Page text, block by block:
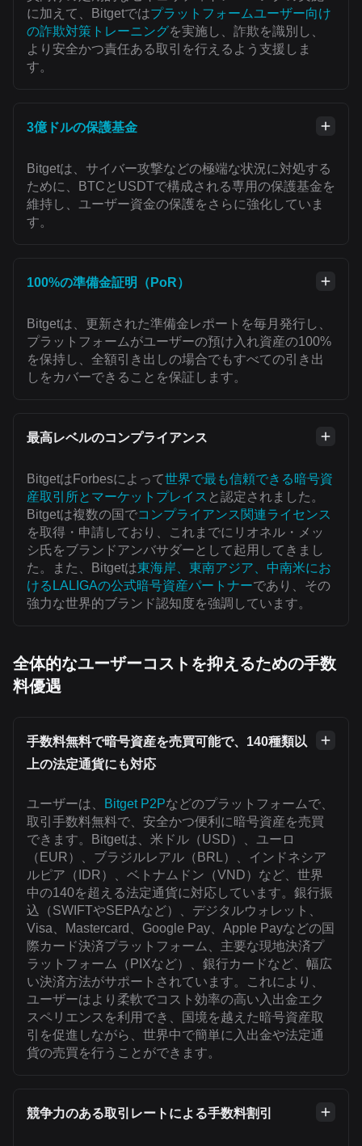
に加えて、Bitgetではプラットフォームユーザー向け
の詐欺対策トレーニングを実施し、詐欺を識別し、
より安全かつ責任ある取引を行えるよう支援しま
す。
3億ドルの保護基金
Bitgetは、サイバー攻撃などの極端な状況に対処する
ために、BTCとUSDTで構成される専用の保護基金を
維持し、ユーザー資金の保護をさらに強化していま
す。
100%の準備金証明（PoR）
Bitgetは、更新された準備金レポートを毎月発行し、
プラットフォームがユーザーの預け入れ資産の100%
を保持し、全額引き出しの場合でもすべての引き出
しをカバーできることを保証します。
最高レベルのコンプライアンス
BitgetはForbesによって世界で最も信頼できる暗号資
産取引所とマーケットプレイス と認定されました。
Bitgetは複数の国でコンプライアンス関連ライセンス
を取得・申請しており、これまでにリオネル・メッ
シ氏をブランドアンバサダーとして起用してきまし
た。また、Bitgetは東海岸、東南アジア、中南米にお
けるLALIGAの公式暗号資産パートナーであり、その
強力な世界的ブランド認知度を強調しています。
全体的なユーザーコストを抑えるための手数
料優遇
手数料無料で暗号資産を売買可能で、140種類以
上の法定通貨にも対応
ユーザーは、 Bitget P2Pなどのプラットフォームで、
取引手数料無料で、安全かつ便利に暗号資産を売買
できます。Bitgetは、米ドル（USD）、ユーロ
（EUR）、ブラジルレアル（BRL）、インドネシア
ルピア（IDR）、ベトナムドン（VND）など、世界
中の140を超える法定通貨に対応しています。銀行振
込（SWIFTやSEPAなど）、デジタルウォレット、
Visa、Mastercard、Google Pay、Apple Payなどの国
際カード決済プラットフォーム、主要な現地決済プ
ラットフォーム（PIXなど）、銀行カードなど、幅広
い決済方法がサポートされています。これにより、
ユーザーはより柔軟でコスト効率の高い入出金エク
スペリエンスを利用でき、国境を越えた暗号資産取
引を促進しながら、世界中で簡単に入出金や法定通
貨の売買を行うことができます。
競争力のある取引レートによる手数料割引